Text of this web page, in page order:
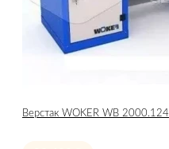
Верстак WOKER WB 2000.124